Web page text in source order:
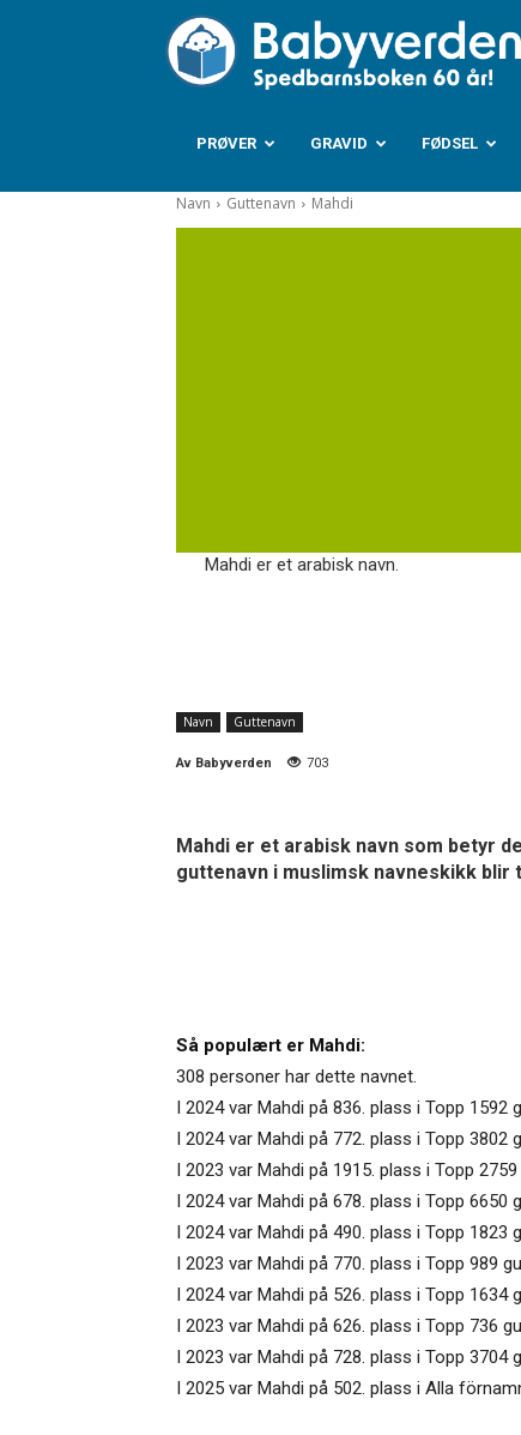
PRØVER GRAVID FØDSEL
Navn Guttenavn Mahdi
Mahdi er et arabisk navn.
Navn Guttenavn
Av Babyverden 703
Mahdi er et arabisk navn som betyr
guttenavn i muslimsk navneskikk
Så populært er Mahdi:
308 personer har dette navnet.
I 2024 var Mahdi på 836. plass i Topp 1592
I 2024 var Mahdi på 772. plass i Topp 3802
I 2023 var Mahdi på 1915. plass i Topp
I 2024 var Mahdi på 678. plass i Topp 6650
I 2024 var Mahdi på 490. plass i Topp 1823
I 2023 var Mahdi på 770. plass i Topp 989
I 2024 var Mahdi på 526. plass i Topp 1634
I 2023 var Mahdi på 626. plass i Topp 736
I 2023 var Mahdi på 728. plass i Topp 3704
I 2025 var Mahdi på 502. plass i Alla